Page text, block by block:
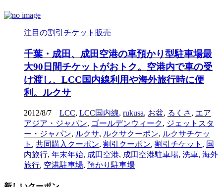
注目の割引チケット販売
千葉・成田、成田空港の車預かり型駐車場最
大90日間チケットがおトク。空港内で車の受
け渡し、LCC国内線利用や海外旅行時に便
利。ルクサ
2012/8/7 LCC, LCC国内線, rukusa, お盆, るくさ , エア
アジア・ジャパン, ゴールデンウィーク, ジェットスタ
ー・ジャパン, ルクサ, ルクサクーポン, ルクサチケッ
ト , 共同購入クーポン, 割引クーポン, 割引チケット , 国
内旅行, 年末年始, 成田空港, 成田空港駐車場, 洗車, 海外
旅行, 空港駐車場, 預かり駐車場